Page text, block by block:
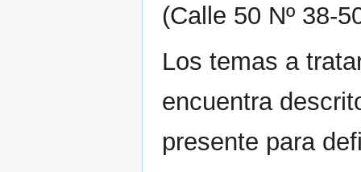
(Calle 50 Nº 38-
Los temas a
encuentra
presente para